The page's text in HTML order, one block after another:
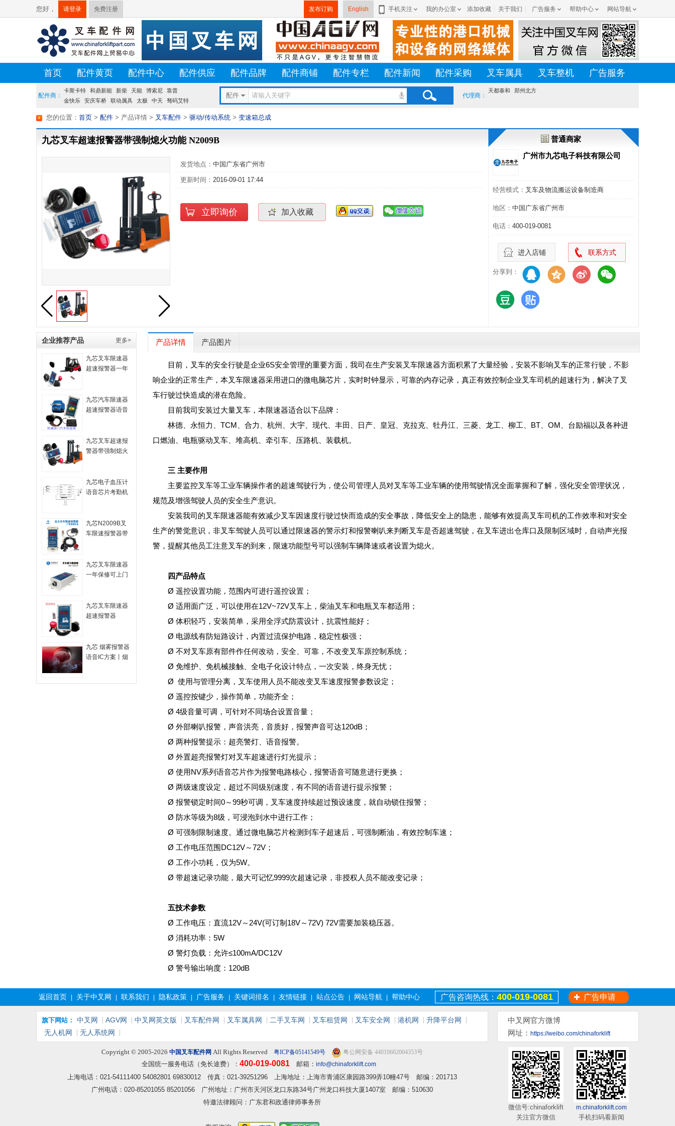
您好， 请登录 免费注册 发布订购 English 手机关注 我的办公室 添加收藏 关于我们 广告服务 帮助中心 网站导航
首页 配件黄页 配件中心 配件供应 配件品牌 配件商铺 配件专栏 配件新闻 配件采购 叉车属具 叉车整机 广告服务
配件商：
卡斯卡特 和鼎新能 新柴 天能 博索尼 靠普
荷贝克 硕源 方源 佛朗斯 盛航
台创
金快乐
安庆车桥 联动属具 太极 中天
驽码艾特
配件 代理商：
天都泰和 郑州北方
您的位置： 首页 > 配件 > 叉车配件 > 驱动/传动系统 > 变速箱总成
> 产品详情
九芯叉车超速报警器带强制熄火功能 N2009B
发货地点： 中国广东省广州市
更新时间： 2016-09-01 17:44
立即询价 加入收藏
普通商家
广州市九芯电子科技有限公司
经营模式： 叉车及物流搬运设备制造商
地区： 中国广东省广州市
电话： 400-019-0081
进入店铺 联系方式
分享到：
企业推荐产品 更多>
九芯叉车限速器
超速报警器一年
N2009A
九芯汽车限速器
超速报警器语音
九芯叉车超速报
警器带强制熄火
九芯电子血压计
语音芯片考勤机
芯片语音报警器
语音IC NV020C
九芯N2009B叉
车限速报警器带
九芯叉车限速器
一年保修可上门
九芯叉车限速器
超速报警器
九芯 烟雾报警器
语音IC方案丨烟
产品详情 产品图片
目前，叉车的安全行驶是企业6S安全管理的重要方面，我司在生产安装叉车限速器方面积累了大量经验，安装不影响叉车的正常行驶，不影
响企业的正常生产，本叉车限速器采用进口的微电脑芯片，实时时钟显示，可靠的内存记录，真正有效控制企业叉车司机的超速行为，解决了叉
车行驶过快造成的潜在危险。
目前我司安装过大量叉车，本限速器适合以下品牌：
林德、永恒力、TCM、合力、杭州、大宇、现代、丰田、日产、皇冠、克拉克、牡丹江、三菱、龙工、柳工、BT、OM、台励福以及各种进
口燃油、电瓶驱动叉车、堆高机、牵引车、压路机、装载机。
三 主要作用
主要监控叉车等工业车辆操作者的超速驾驶行为，使公司管理人员对叉车等工业车辆的使用驾驶情况全面掌握和了解，强化安全管理状况，
规范及增强驾驶人员的安全生产意识。
安装我司的叉车限速器能有效减少叉车因速度行驶过快而造成的安全事故，降低安全上的隐患，能够有效提高叉车司机的工作效率和对安全
生产的警觉意识，非叉车驾驶人员可以通过限速器的警示灯和报警喇叭来判断叉车是否超速驾驶，在叉车进出仓库口及限制区域时，自动声光报
警，提醒其他员工注意叉车的到来，限速功能型号可以强制车辆降速或者设置为熄火。
四产品特点
Ø 遥控设置功能，范围内可进行遥控设置；
Ø 适用面广泛，可以使用在12V~72V叉车上，柴油叉车和电瓶叉车都适用；
Ø 体积轻巧，安装简单，采用全浮式防震设计，抗震性能好；
Ø 电源线有防短路设计，内置过流保护电路，稳定性极强；
Ø 不对叉车原有部件作任何改动，安全、可靠，不改变叉车原控制系统；
Ø 免维护、免机械接触、全电子化设计特点，一次安装，终身无忧；
Ø 使用与管理分离，叉车使用人员不能改变叉车速度报警参数设定；
Ø 遥控按键少，操作简单，功能齐全；
Ø 4级音量可调，可针对不同场合设置音量；
Ø 外部喇叭报警，声音洪亮，音质好，报警声音可达120dB；
Ø 两种报警提示：超亮警灯、语音报警。
Ø 外置超亮报警灯对叉车超速进行灯光提示；
Ø 使用NV系列语音芯片作为报警电路核心，报警语音可随意进行更换；
Ø 两级速度设定，超过不同级别速度，有不同的语音进行提示报警；
Ø 报警锁定时间0～99秒可调，叉车速度持续超过预设速度，就自动锁住报警；
Ø 防水等级为8级，可浸泡到水中进行工作；
Ø 可强制限制速度。通过微电脑芯片检测到车子超速后，可强制断油，有效控制车速；
Ø 工作电压范围DC12V～72V；
Ø 工作小功耗，仅为5W。
Ø 带超速记录功能，最大可记忆9999次超速记录，非授权人员不能改变记录；
五技术参数
Ø 工作电压：直流12V～24V(可订制18V～72V) 72V需要加装稳压器。
Ø 消耗功率：5W
Ø 警灯负载：允许≤100mA/DC12V
Ø 警号输出响度：120dB
返回首页 关于中叉网 联系我们 隐私政策 广告服务 关键词排名 友情链接 站点公告 网站导航 帮助中心 广告咨询热线： 400-019-0081 广告申请
旗下网站： 中叉网 AGV网 中叉网英文版 叉车配件网 叉车属具网 二手叉车网 叉车租赁网 叉车安全网 港机网
升降平台网
无人机网
无人系统网
中叉网官方微博
网址： https://weibo.com/chinaforklift
Copyright © 2005-2026 中国叉车配件网 All Rights Reserved 粤ICP备05141549号 粤公网安备 44010602004353号
全国统一服务电话（免长途费）： 400-019-0081 邮箱： info@chinaforklift.com
上海电话：021-54111400 54082801 69830012 传真：021-39251296 上海地址：上海市青浦区康园路399弄10幢47号 邮编：201713
广州电话：020-85201055 85201056 广州地址：广州市天河区龙口东路34号广州龙口科技大厦1407室 邮编：510630
特邀法律顾问：广东君和政通律师事务所
微信号:chinaforklift
关注官方微信
m.chinaforklift.com
手机扫码看新闻